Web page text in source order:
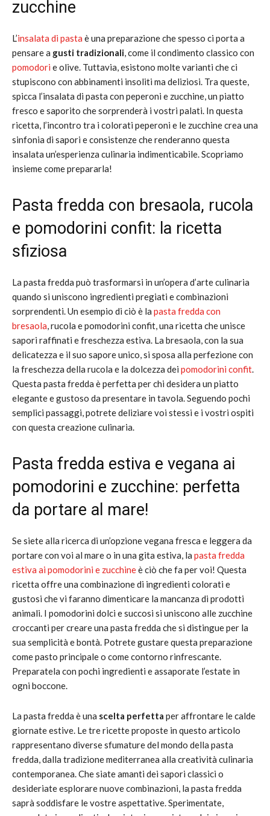
zucchine
L’insalata di pasta è una preparazione che spesso ci porta a
pensare a gusti tradizionali, come il condimento classico con
pomodori e olive. Tuttavia, esistono molte varianti che ci
stupiscono con abbinamenti insoliti ma deliziosi. Tra queste,
spicca l’insalata di pasta con peperoni e zucchine, un piatto
fresco e saporito che sorprenderà i vostri palati. In questa
ricetta, l’incontro tra i colorati peperoni e le zucchine crea una
sinfonia di sapori e consistenze che renderanno questa
insalata un’esperienza culinaria indimenticabile. Scopriamo
insieme come prepararla!
Pasta fredda con bresaola, rucola
e pomodorini confit: la ricetta
sfiziosa
La pasta fredda può trasformarsi in un’opera d’arte culinaria
quando si uniscono ingredienti pregiati e combinazioni
sorprendenti. Un esempio di ciò è la pasta fredda con
bresaola, rucola e pomodorini confit, una ricetta che unisce
sapori raffinati e freschezza estiva. La bresaola, con la sua
delicatezza e il suo sapore unico, si sposa alla perfezione con
la freschezza della rucola e la dolcezza dei pomodorini confit.
Questa pasta fredda è perfetta per chi desidera un piatto
elegante e gustoso da presentare in tavola. Seguendo pochi
semplici passaggi, potrete deliziare voi stessi e i vostri ospiti
con questa creazione culinaria.
Pasta fredda estiva e vegana ai
pomodorini e zucchine: perfetta
da portare al mare!
Se siete alla ricerca di un’opzione vegana fresca e leggera da
portare con voi al mare o in una gita estiva, la pasta fredda
estiva ai pomodorini e zucchineè ciò che fa per voi! Questa
ricetta offre una combinazione di ingredienti colorati e
gustosi che vi faranno dimenticare la mancanza di prodotti
animali. I pomodorini dolci e succosi si uniscono alle zucchine
croccanti per creare una pasta fredda che si distingue per la
sua semplicità e bontà. Potrete gustare questa preparazione
come pasto principale o come contorno rinfrescante.
Preparatela con pochi ingredienti e assaporate l’estate in
ogni boccone.
La pasta fredda è una scelta perfetta per affrontare le calde
giornate estive. Le tre ricette proposte in questo articolo
rappresentano diverse sfumature del mondo della pasta
fredda, dalla tradizione mediterranea alla creatività culinaria
contemporanea. Che siate amanti dei sapori classici o
desideriate esplorare nuove combinazioni, la pasta fredda
saprà soddisfare le vostre aspettative. Sperimentate,